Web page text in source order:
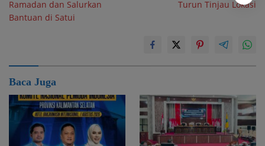
Ramadan dan Salurkan
Bantuan di Satui
Turun Tinjau Lokasi
Baca Juga